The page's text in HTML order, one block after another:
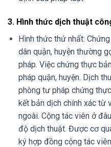
3. Hình thức dịch thuật
Hình thức thứ nhất:
dân quận, huyện thường
pháp. Việc chứng thực
pháp quận, huyện. Dịch
phòng tư pháp chứng
kết bản dịch chính xác từ
ngoài. Cộng tác viên ở
độ dịch thuật. Được cơ
ký hợp đồng cộng tác viên